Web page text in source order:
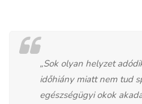
„Sok olyan helyzet
időhiány miatt nem tud
egészségügyi okok